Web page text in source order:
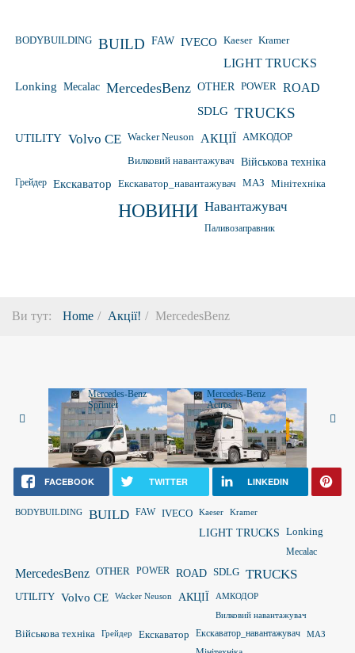
BODYBUILDING BUILD FAW IVECO Kaeser Kramer
LIGHT TRUCKS
Lonking Mecalac MercedesBenz OTHER POWER ROAD
SDLG TRUCKS
UTILITY Volvo CE Wacker Neuson АКЦІЇ АМКОДОР
Вилковий навантажувач Військова техніка
Грейдер Екскаватор Екскаватор_навантажувач МАЗ Мінітехніка
НОВИНИ Навантажувач
Паливозаправник
Ви тут: Home Акції! MercedesBenz
Mercedes-Benz
Sprinter
Mercedes-Benz
Actros
FACEBOOK TWITTER LINKEDIN
BODYBUILDING BUILD FAW IVECO Kaeser Kramer
LIGHT TRUCKS
Lonking
Mecalac
MercedesBenz OTHER POWER ROAD SDLG TRUCKS
UTILITY Volvo CE Wacker Neuson АКЦІЇ
АМКОДОР
Вилковий навантажувач
Військова техніка Грейдер Екскаватор Екскаватор_навантажувач МАЗ